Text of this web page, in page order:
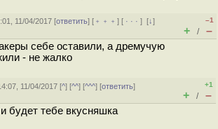
11/04/2017 [ответить] [ ﹢﹢﹢] [ · · ·][↓]
–1
+ / –
себе оставили, а дремучую
- не жалко
11/04/2017 [^] [^^] [^^^] [ответить]
+1
+ / –
будет тебе вкусняшка